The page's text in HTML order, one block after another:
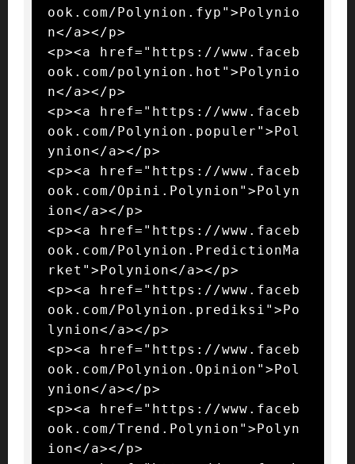
ook.com/Polynion.fyp">Polynio
n</a></p>
<p><a href="https://www.faceb
ook.com/polynion.hot">Polynio
n</a></p>
<p><a href="https://www.faceb
ook.com/Polynion.populer">Pol
ynion</a></p>
<p><a href="https://www.faceb
ook.com/Opini.Polynion">Polyn
ion</a></p>
<p><a href="https://www.faceb
ook.com/Polynion.PredictionMa
rket">Polynion</a></p>
<p><a href="https://www.faceb
ook.com/Polynion.prediksi">Po
lynion</a></p>
<p><a href="https://www.faceb
ook.com/Polynion.Opinion">Pol
ynion</a></p>
<p><a href="https://www.faceb
ook.com/Trend.Polynion">Polyn
ion</a></p>